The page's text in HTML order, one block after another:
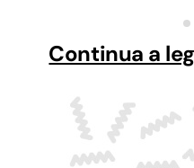
Continua a